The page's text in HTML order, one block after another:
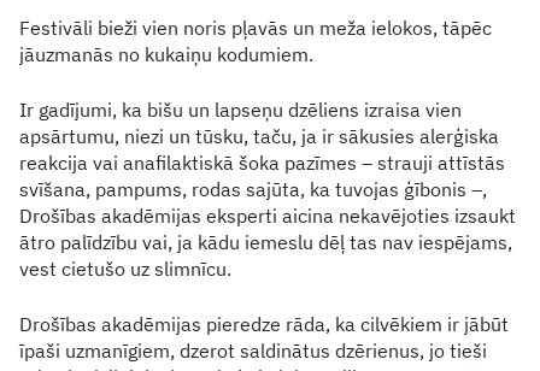
Festivāli bieži vien noris pļavās un meža ielokos, tāpēc
jāuzmanās no kukaiņu kodumiem.
Ir gadījumi, ka bišu un lapseņu dzēliens izraisa vien
apsārtumu, niezi un tūsku, taču, ja ir sākusies alerģiska
reakcija vai anafilaktiskā šoka pazīmes – strauji attīstās
svīšana, pampums, rodas sajūta, ka tuvojas ģībonis –,
Drošības akadēmijas eksperti aicina nekavējoties izsaukt
ātro palīdzību vai, ja kādu iemeslu dēļ tas nav iespējams,
vest cietušo uz slimnīcu.
Drošības akadēmijas pieredze rāda, ka cilvēkiem ir jābūt
īpaši uzmanīgiem, dzerot saldinātus dzērienus, jo tieši